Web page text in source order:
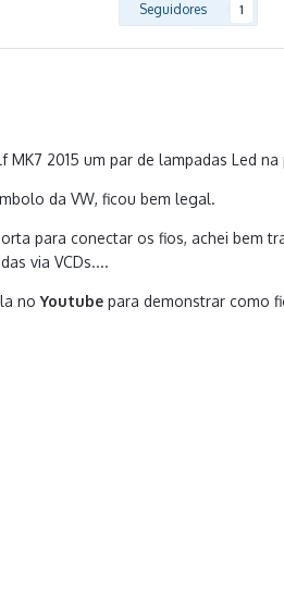
Seguidores 1
MK7 2015 um par de lampadas Led na
da VW, ficou bem legal.
para conectar os fios, achei bem
via VCDs....
la noYoutube para demonstrar como